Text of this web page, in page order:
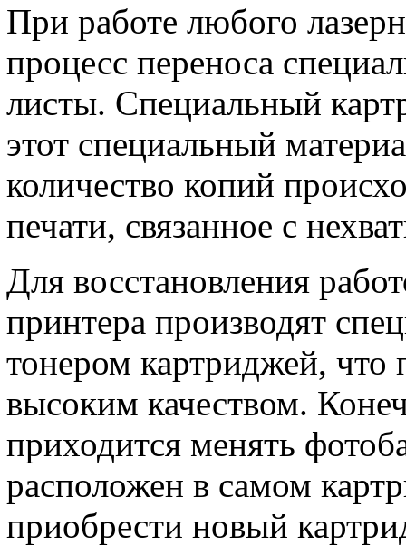
При работе любого
процесс переноса
листы. Специальный
этот специальный
количество копий
печати, связанное с
Для восстановления
принтера производят
тонером картриджей, что
высоким качеством.
приходится менять
расположен в самом
приобрести новый